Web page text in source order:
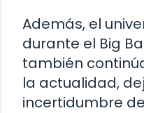
Además, el
durante el Big
también
la actualidad,
incertidumbre